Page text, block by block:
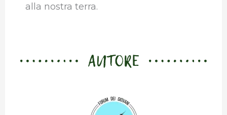
alla nostra terra.
AUTORE